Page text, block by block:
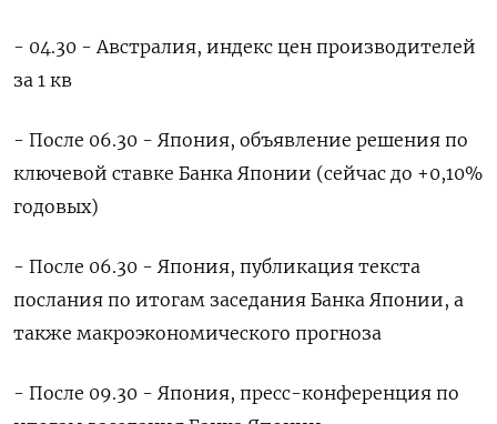
- 04.30 - Австралия, индекс цен производителей
за 1 кв
- После 06.30 - Япония, объявление решения по
ключевой ставке Банка Японии (сейчас до +0,10%
годовых)
- После 06.30 - Япония, публикация текста
послания по итогам заседания Банка Японии, а
также макроэкономического прогноза
- После 09.30 - Япония, пресс-конференция по